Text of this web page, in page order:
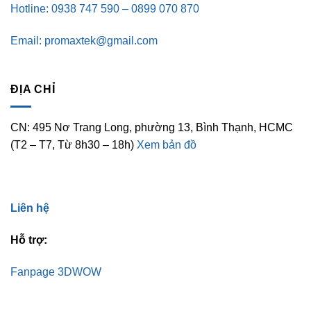
Hotline: 0938 747 590 – 0899 070 870
Email: promaxtek@gmail.com
ĐỊA CHỈ
CN: 495 Nơ Trang Long, phường 13, Bình Thạnh, HCMC
(T2 – T7, Từ 8h30 – 18h) Xem bản đồ
Liên hệ
Hỗ trợ:
Fanpage 3DWOW